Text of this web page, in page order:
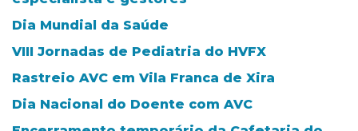
Dia Mundial da Saúde
VIII Jornadas de Pediatria do HVFX
Rastreio AVC em Vila Franca de Xira
Dia Nacional do Doente com AVC